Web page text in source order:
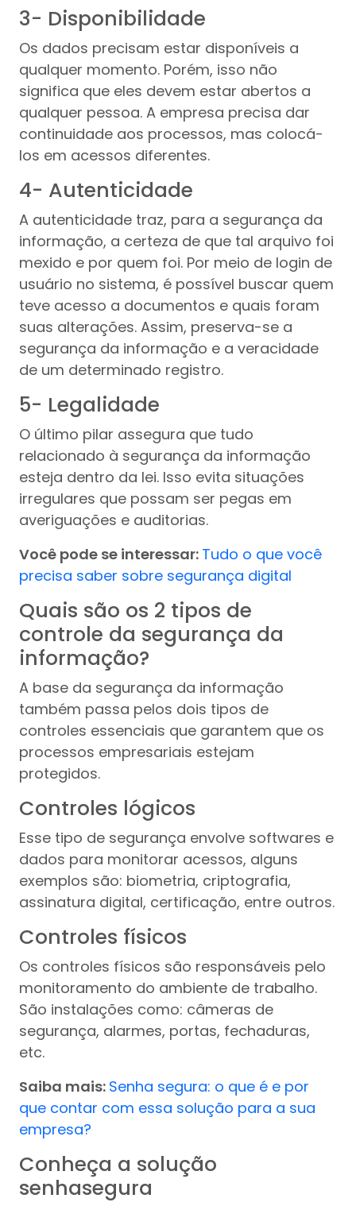
3- Disponibilidade
Os dados precisam estar disponíveis a
qualquer momento. Porém, isso não
significa que eles devem estar abertos a
qualquer pessoa. A empresa precisa dar
continuidade aos processos, mas colocá-
los em acessos diferentes.
4- Autenticidade
A autenticidade traz, para a segurança da
informação, a certeza de que tal arquivo foi
mexido e por quem foi. Por meio de login de
usuário no sistema, é possível buscar quem
teve acesso a documentos e quais foram
suas alterações. Assim, preserva-se a
segurança da informação e a veracidade
de um determinado registro.
5- Legalidade
O último pilar assegura que tudo
relacionado à segurança da informação
esteja dentro da lei. Isso evita situações
irregulares que possam ser pegas em
averiguações e auditorias.
Você pode se interessar: Tudo o que você
precisa saber sobre segurança digital
Quais são os 2 tipos de
controle da segurança da
informação?
A base da segurança da informação
também passa pelos dois tipos de
controles essenciais que garantem que os
processos empresariais estejam
protegidos.
Controles lógicos
Esse tipo de segurança envolve softwares e
dados para monitorar acessos, alguns
exemplos são: biometria, criptografia,
assinatura digital, certificação, entre outros.
Controles físicos
Os controles físicos são responsáveis pelo
monitoramento do ambiente de trabalho.
São instalações como: câmeras de
segurança, alarmes, portas, fechaduras,
etc.
Saiba mais: Senha segura: o que é e por
que contar com essa solução para a sua
empresa?
Conheça a solução
senhasegura